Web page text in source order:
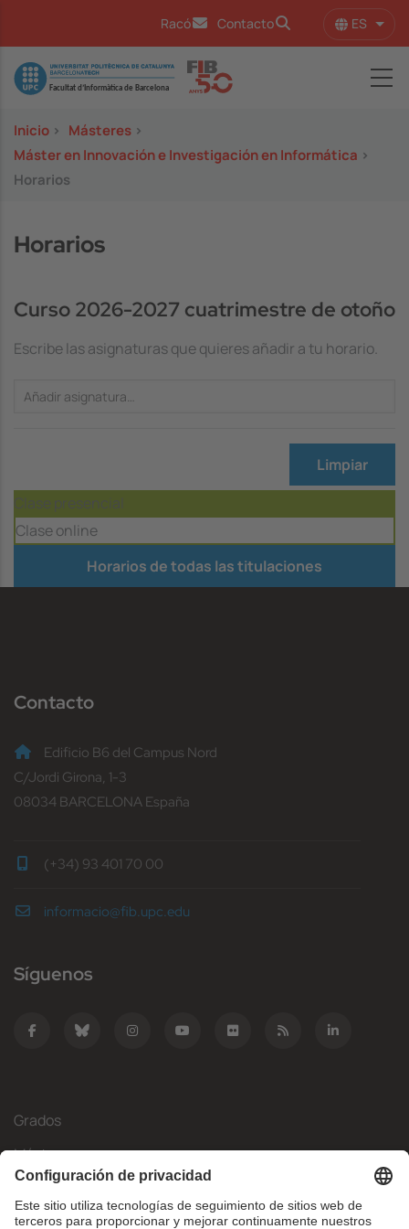
Racó Contacto ES
Image
Inicio > Másteres >
Máster en Innovación e Investigación en Informática >
Horarios
Horarios
Curso 2026-2027 cuatrimestre de otoño
Escribe las asignaturas que quieres añadir a tu horario.
Limpiar
Clase presencial
Clase online
Horarios de todas las titulaciones
Contacto
Edificio B6 del Campus Nord
C/Jordi Girona, 1-3
08034 BARCELONA España
(+34) 93 401 70 00
informacio@fib.upc.edu
Síguenos
Grados
Másteres
Movilidad Internacional
Investigación